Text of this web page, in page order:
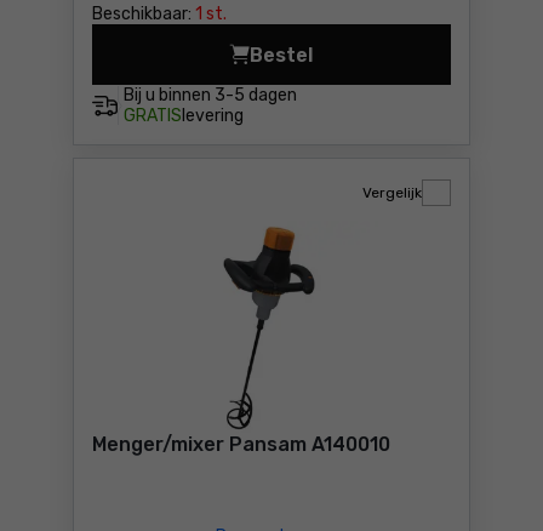
Beschikbaar: 1 st.
Bij u binnen 3-5 dagen
GRATIS levering
Bestel
Menger/mixer Dedra SAS+
Menger/mixer Pansam A140010
Vergelijk